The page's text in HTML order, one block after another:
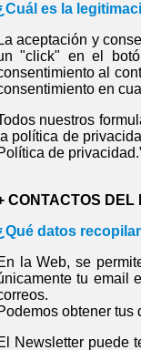
es la
La aceptación y
"click" en el
al
en
nuestros
la política de
de
CONTACTOS DEL
datos
la Web, se
tu email
obtener tus
Newsletter puede